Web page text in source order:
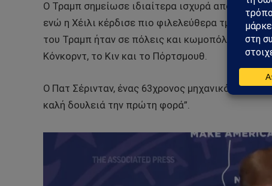
Ο Τραμπ σημείωσε ιδιαίτερα ισχυρά
ενώ η Χέιλι κέρδισε πιο φιλελεύθερα τμήματα.
του Τραμπ ήταν σε πόλεις και κωμοπόλεις που
Κόνκορντ, το Κιν και το Πόρτσμουθ.
Ο Πατ Σέρινταν, ένας 63χρονος μηχανικός από
καλή δουλειά την πρώτη φορά”.